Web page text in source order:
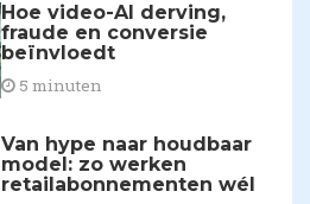
Hoe video-AI derving,
fraude en conversie
beïnvloedt
5 minuten
Van hype naar houdbaar
model: zo werken
retailabonnementen wél